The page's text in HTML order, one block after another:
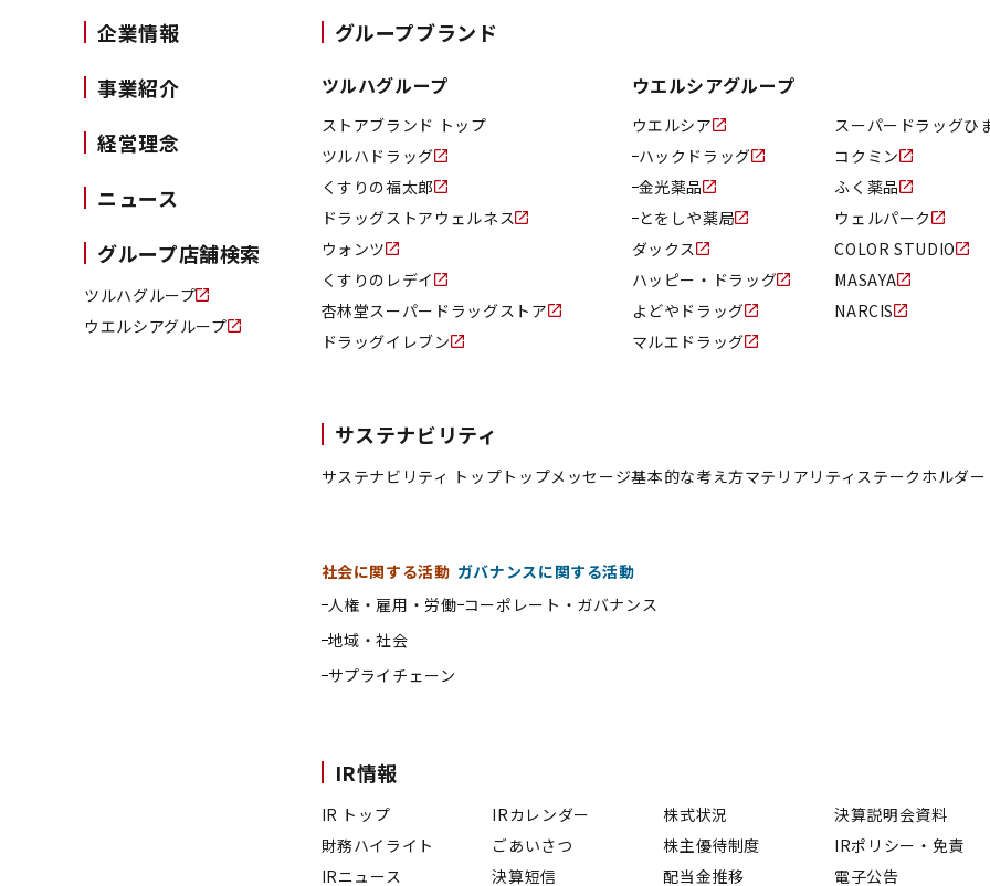
企業情報
経営理念
グループブランド
ツルハグループ
ストアブランド トップ
ツルハドラッグ
くすりの福太郎
ドラッグストアウェルネス
ウォンツ
くすりのレデイ
杏林堂スーパードラッグストア
ドラッグイレブン
ウエルシアグループ
ウエルシア
ハックドラッグ
金光薬品
とをしや薬局
ダックス
ハッピー・ドラッグ
よどやドラッグ
マルエドラッグ
スーパードラッグひ
コクミン
ふく薬品
ウェルパーク
COLOR STUDIO
MASAYA
NARCIS
ニュース
事業紹介
IR情報
IR トップ
財務ハイライト
IRニュース
IRカレンダー
ごあいさつ
決算短信
株式状況
株主優待制度
配当金推移
決算説明会資料
IRポリシー・免責
電子公告
サステナビリティ
サステナビリティ トップ トップメッセージ基本的な考え方マテリアリティ ステークホルダ
社会に関する活動
人権・雇用・労働
地域・社会
サプライチェーン
ガバナンスに関する活動
コーポレート・ガバナンス
グループ店舗検索
ツルハグループ
ウエルシアグループ